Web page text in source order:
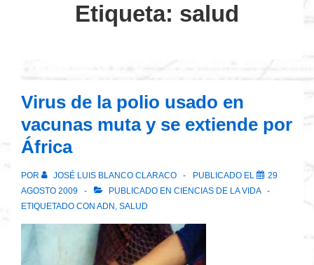
Etiqueta: salud
Virus de la polio usado en
vacunas muta y se extiende por
África
POR JOSÉ LUIS BLANCO CLARACO PUBLICADO EL
29
AGOSTO 2009
PUBLICADO EN CIENCIAS DE LA VIDA
ETIQUETADO CON ADN , SALUD